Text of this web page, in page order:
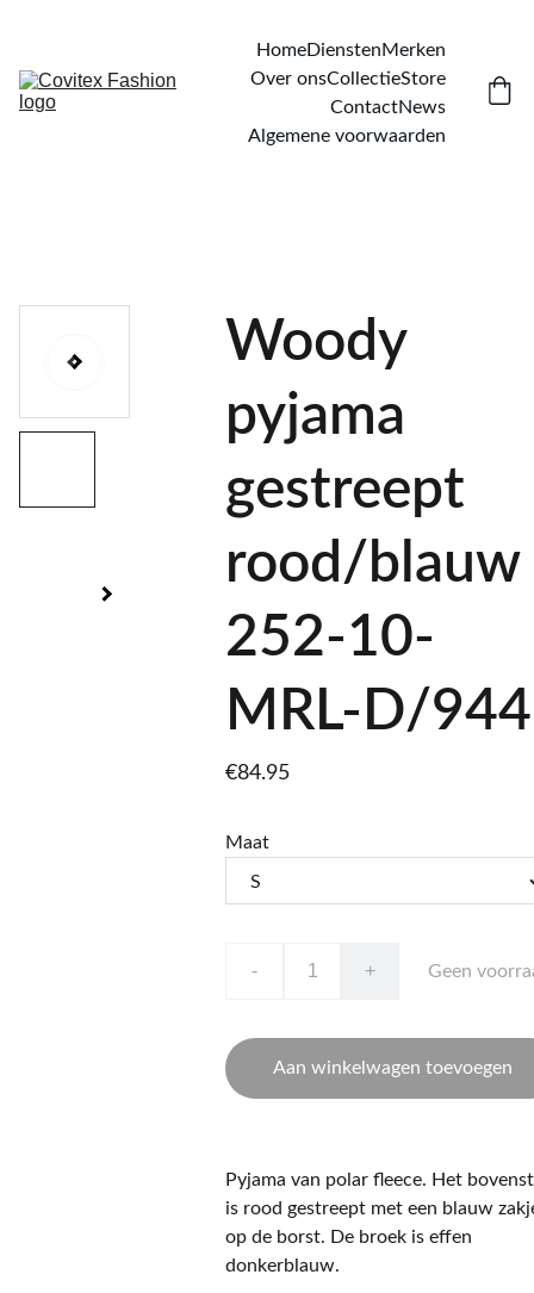
HomeDienstenMerken
Over onsCollectieStore
ContactNews
Algemene voorwaarden
Woody
pyjama
gestreept
rood/blauw
252-10-
MRL-D/944
€84.95
Maat
- + Geen
Aan winkelwagen toevoegen
Pyjama van polar fleece. Het
is rood gestreept met een blauw
op de borst. De broek is effen
donkerblauw.